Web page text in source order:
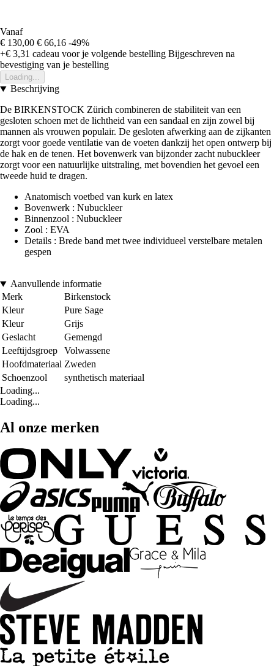
Vanaf
€ 130,00 € 66,16 -49%
+€ 3,31 cadeau voor je volgende bestelling Bijgeschreven na
bevestiging van je bestelling
Loading...
Beschrijving
De BIRKENSTOCK Zürich combineren de stabiliteit van een
gesloten schoen met de lichtheid van een sandaal en zijn zowel bij
mannen als vrouwen populair. De gesloten afwerking aan de zijkanten
zorgt voor goede ventilatie van de voeten dankzij het open ontwerp bij
de hak en de tenen. Het bovenwerk van bijzonder zacht nubuckleer
zorgt voor een natuurlijke uitstraling, met bovendien het gevoel een
tweede huid te dragen.
Anatomisch voetbed van kurk en latex
Bovenwerk : Nubuckleer
Binnenzool : Nubuckleer
Zool : EVA
Details : Brede band met twee individueel verstelbare metalen
gespen
Aanvullende informatie
Merk
Birkenstock
Kleur
Pure Sage
Kleur
Grijs
Geslacht
Gemengd
Leeftijdsgroep
Volwassene
Hoofdmateriaal Zweden
Schoenzool
synthetisch materiaal
Loading...
Loading...
Al onze merken